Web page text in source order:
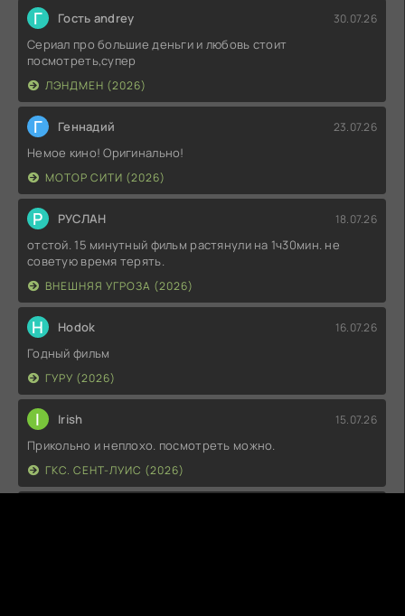
Г Гость andrey 30.07.26
Сериал про большие деньги и любовь стоит
посмотреть,супер
ЛЭНДМЕН (2026)
Г Геннадий 23.07.26
Немое кино! Оригинально!
МОТОР СИТИ (2026)
Р РУСЛАН 18.07.26
отстой. 15 минутный фильм растянули на 1ч30мин. не
советую время терять.
ВНЕШНЯЯ УГРОЗА (2026)
H Hodok 16.07.26
Годный фильм
ГУРУ (2026)
I Irish 15.07.26
Прикольно и неплохо. посмотреть можно.
ГКС. СЕНТ-ЛУИС (2026)